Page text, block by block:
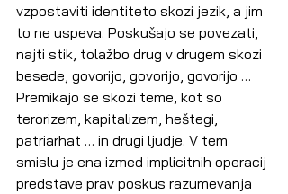
vzpostaviti identiteto skozi jezik, a jim
to ne uspeva. Poskušajo se povezati,
najti stik, tolažbo drug v drugem skozi
besede, govorijo, govorijo, govorijo …
Premikajo se skozi teme, kot so
terorizem, kapitalizem, heštegi,
patriarhat … in drugi ljudje. V tem
smislu je ena izmed implicitnih operacij
predstave prav poskus razumevanja